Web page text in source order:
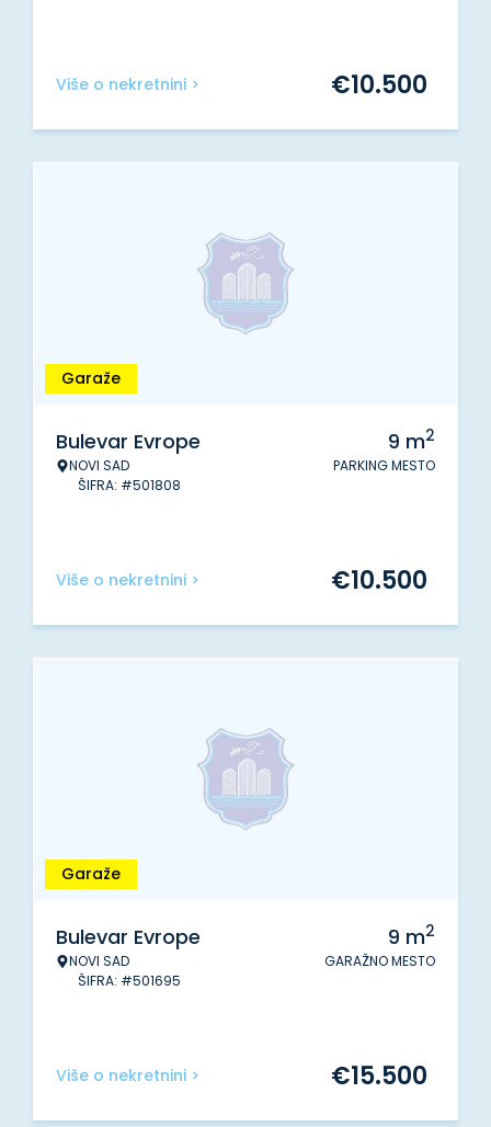
Više o nekretnini > €10.500
Garaže
Bulevar Evrope
NOVI SAD
ŠIFRA: #501808
9 m2
PARKING MESTO
Više o nekretnini > €10.500
Garaže
Bulevar Evrope
NOVI SAD
ŠIFRA: #501695
9 m2
GARAŽNO MESTO
Više o nekretnini > €15.500